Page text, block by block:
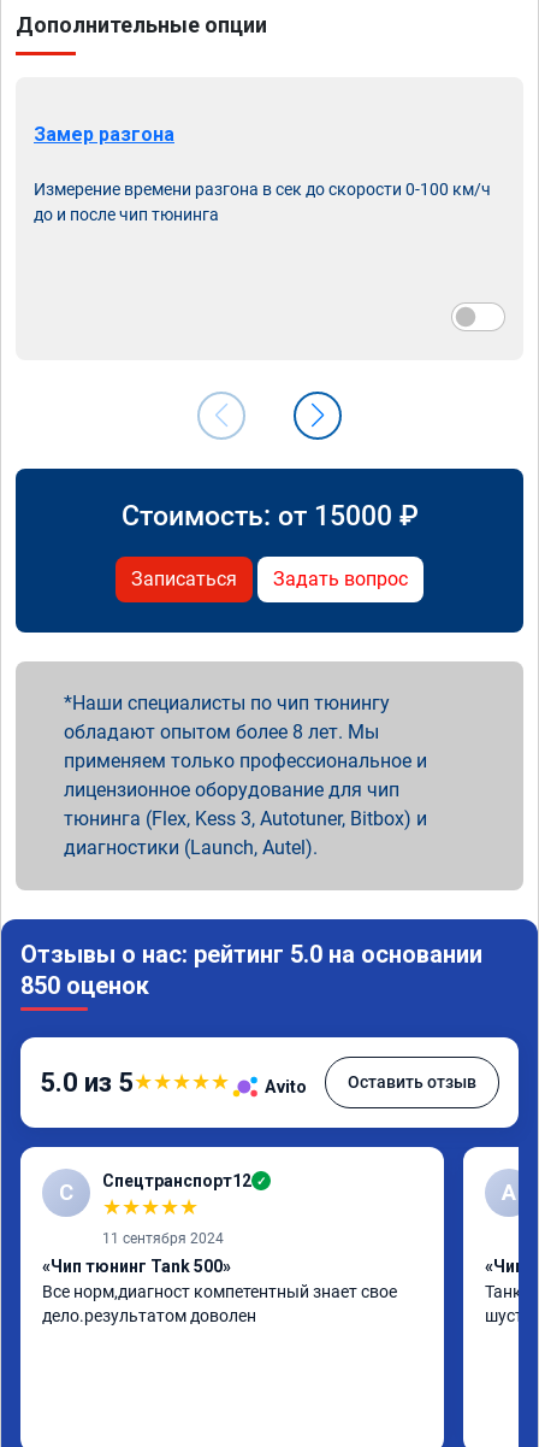
Дополнительные опции
Замер разгона
Измерение времени разгона в сек до скорости 0-100 км/ч
до и после чип тюнинга
Стоимость: от 15000 ₽
Записаться Задать вопрос
Наши специалисты по чип тюнингу
обладают опытом более 8 лет. Мы
применяем только профессиональное и
лицензионное оборудование для чип
тюнинга (Flex, Kess 3, Autotuner, Bitbox) и
диагностики (Launch, Autel).
Отзывы о нас: рейтинг 5.0 на основании
850 оценок
5.0 из 5★★★★★ Avito Оставить отзыв
С Спецтранспорт12 ✓
★★★★★
11 сентября 2024
«Чип тюнинг Tank 500»
Все норм,диагност компетентный знает свое
дело.результатом доволен
А
«Чип
Танк